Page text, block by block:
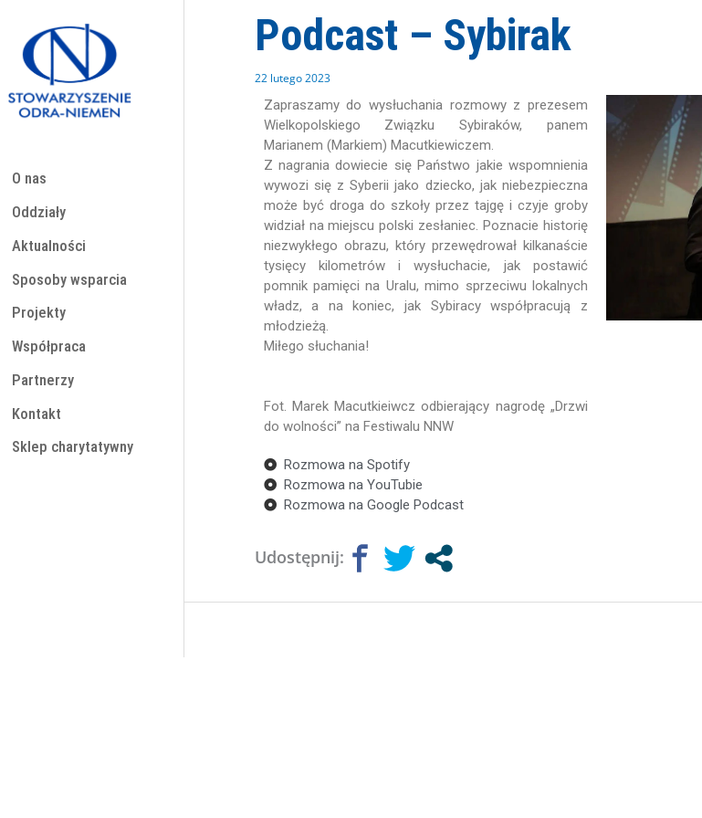
treści
O nas
Oddziały
Aktualności
Sposoby wsparcia
Projekty
Współpraca
Partnerzy
Kontakt
Sklep charytatywny
Podcast – Sybirak
22 lutego 2023
Zapraszamy do wysłuchania rozmowy z prezesem
Wielkopolskiego Związku Sybiraków, panem
Marianem (Markiem) Macutkiewiczem.
Z nagrania dowiecie się Państwo jakie wspomnienia
wywozi się z Syberii jako dziecko, jak niebezpieczna
może być droga do szkoły przez tajgę i czyje groby
widział na miejscu polski zesłaniec. Poznacie historię
niezwykłego obrazu, który przewędrował kilkanaście
tysięcy kilometrów i wysłuchacie, jak postawić
pomnik pamięci na Uralu, mimo sprzeciwu lokalnych
władz, a na koniec, jak Sybiracy współpracują z
młodzieżą.
Miłego słuchania!
Fot. Marek Macutkieiwcz odbierający nagrodę „Drzwi
do wolności” na Festiwalu NNW
Rozmowa na Spotify
Rozmowa na YouTubie
Rozmowa na Google Podcast
Udostępnij: